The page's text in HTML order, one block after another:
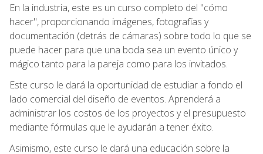
En la industria, este es un curso completo del "cómo
hacer", proporcionando imágenes, fotografías y
documentación (detrás de cámaras) sobre todo lo que se
puede hacer para que una boda sea un evento único y
mágico tanto para la pareja como para los invitados.
Este curso le dará la oportunidad de estudiar a fondo el
lado comercial del diseño de eventos. Aprenderá a
administrar los costos de los proyectos y el presupuesto
mediante fórmulas que le ayudarán a tener éxito.
Asimismo, este curso le dará una educación sobre la